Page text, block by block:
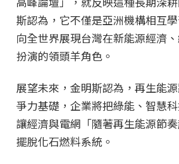
斯認為，它不僅是亞洲機構相互
向全世界展現台灣在新能源經濟
扮演的領頭羊角色。
展望未來，金明斯認為，再生能
爭力基礎，企業將把綠能、智慧科
讓經濟與電網「隨著再生能源節
擺脫化石燃料系統。